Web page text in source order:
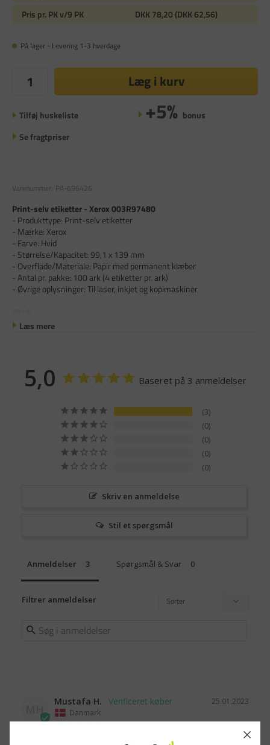
Pris pr. PK v/9 PK
DKK 78,20 (DKK 62,56)
På lager - Levering 1-3 hverdage
Læg i kurv
Tilføj huskeliste +5% bonus
Se fragtpriser
Varenummer: PA-696426
Print-selv etiketter - Xerox 003R97480
- Produkttype: Print-selv etiketter
- Mærke: Xerox
- Farve: Hvid
- Størrelse/Kapacitet: 99,1 x 139 mm
- Overflade/Materiale: Papir med permanent klæber
- Antal pr. pakke: 100 ark (4 etiketter pr. ark)
- Øvrige oplysninger: Til laser, inkjet og kopimaskiner
Læs mere
5,0 Baseret på 3 anmeldelser
3
0
0
0
0
Skriv en anmeldelse
Stil et spørgsmål
Anmeldelser Spørgsmål & Svar
Filtrer anmeldelser
25.01.2023
Mustafa H.
Danmark